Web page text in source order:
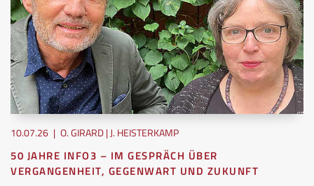
10.07.26 | O. GIRARD | J. HEISTERKAMP
50 JAHRE INFO3 – IM GESPRÄCH ÜBER
VERGANGENHEIT, GEGENWART UND ZUKUNFT